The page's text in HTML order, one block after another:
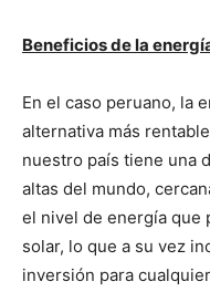
Beneficios de la
En el caso peruano, la
alternativa más
nuestro país tiene una
altas del mundo,
el nivel de energía que
solar, lo que a su vez
inversión para